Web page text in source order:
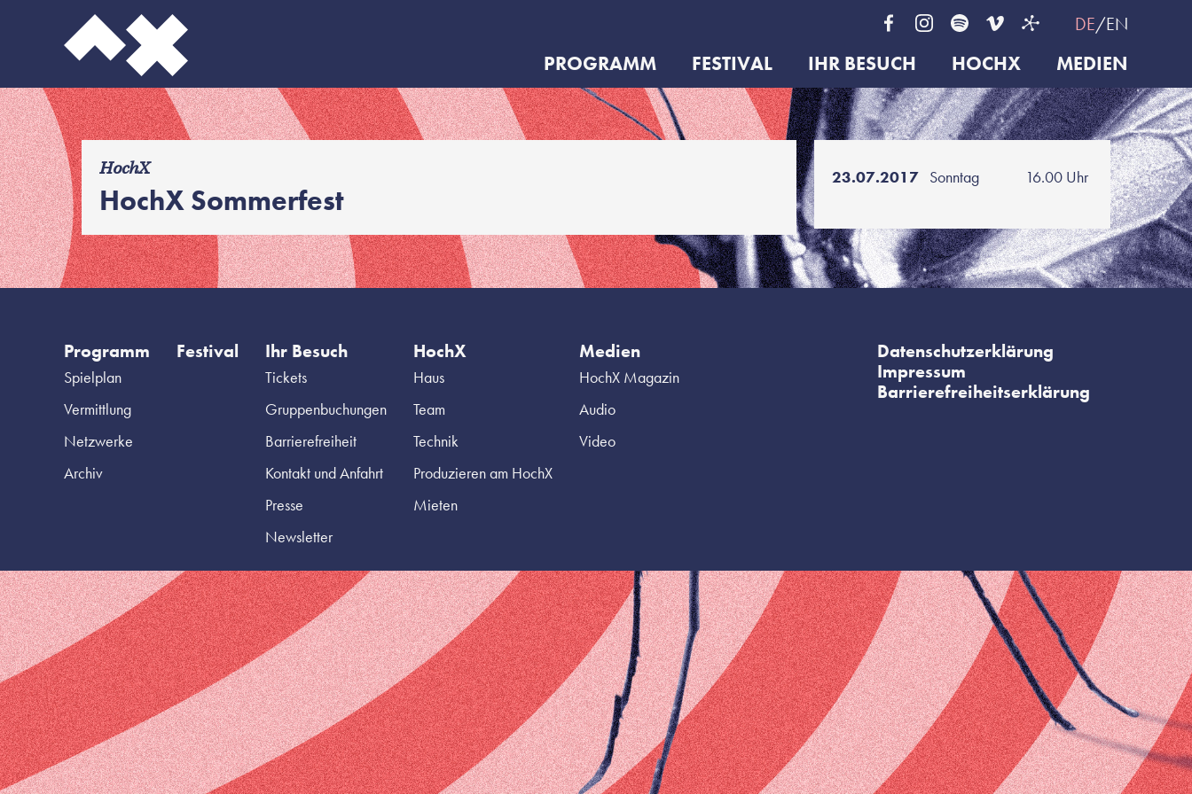
DE EN
PROGRAMM FESTIVAL IHR BESUCH HOCHX MEDIEN
f
HochX
HochX Sommerfest
23.07.2017 Sonntag 16.00 Uhr
Programm
Spielplan
Vermittlung
Netzwerke
Archiv
Festival Ihr Besuch
Tickets
Gruppenbuchungen
Barrierefreiheit
Kontakt und Anfahrt
Presse
Newsletter
HochX
Haus
Team
Technik
Produzieren am HochX
Mieten
Medien
HochX Magazin
Audio
Video
Datenschutzerklärung
Impressum
Barrierefreiheitserklärung